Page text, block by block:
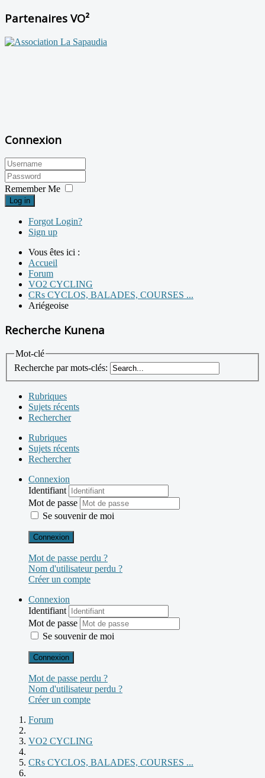
Partenaires VO²
Connexion
Remember Me
Log in
Forgot Login?
Sign up
Vous êtes ici :
Accueil
Forum
VO2 CYCLING
CRs CYCLOS, BALADES, COURSES ...
Ariégeoise
Recherche Kunena
Mot-clé
Recherche par mots-clés:
Rubriques
Sujets récents
Rechercher
Rubriques
Sujets récents
Rechercher
Connexion
Identifiant
Mot de passe
Se souvenir de moi
Connexion
Mot de passe perdu ?
Nom d'utilisateur perdu ?
Créer un compte
Connexion
Identifiant
Mot de passe
Se souvenir de moi
Connexion
Mot de passe perdu ?
Nom d'utilisateur perdu ?
Créer un compte
Forum
VO2 CYCLING
CRs CYCLOS, BALADES, COURSES ...